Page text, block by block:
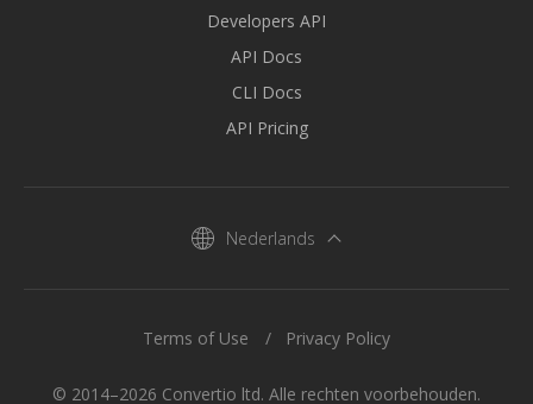
Developers API
API Docs
CLI Docs
API Pricing
Nederlands
© 2014–2026 Convertio ltd. Alle rechten voorbehouden.
Terms of Use Privacy Policy